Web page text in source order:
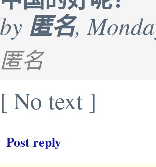
by 匿名,
匿名
[ No text ]
Post reply